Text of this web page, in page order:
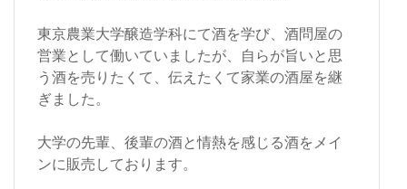
東京農業大学醸造学科にて酒を学び、酒問屋の
営業として働いていましたが、自らが旨いと思
う酒を売りたくて、伝えたくて家業の酒屋を継
ぎました。
大学の先輩、後輩の酒と情熱を感じる酒をメイ
ンに販売しております。